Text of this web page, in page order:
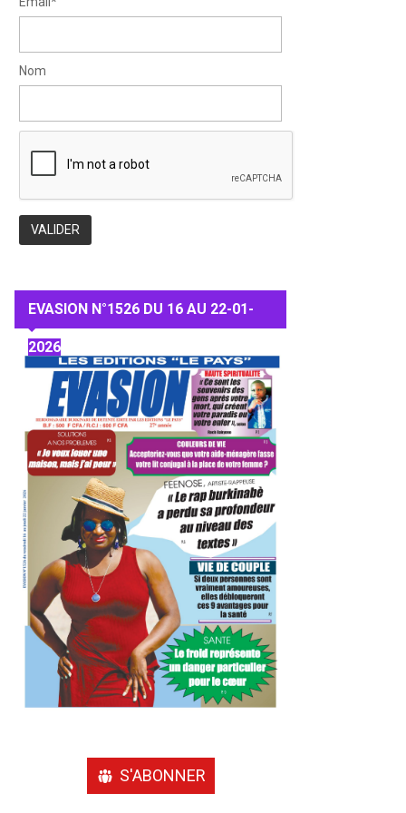
Nom
EVASION N°1526 DU 16 AU 22-01-
2026
S'ABONNER